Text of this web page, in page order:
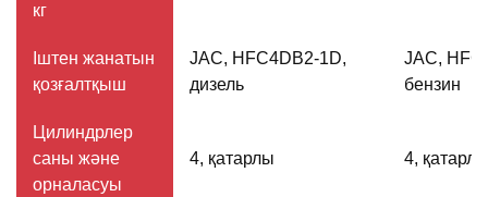
кг
Іштен жанатын
қозғалтқыш
JAC, HFC4DB2-1D,
дизель
JAC,
бензин
Цилиндрлер
саны және
орналасуы
4, қатарлы 4, қатарлы